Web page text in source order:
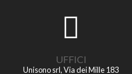
UFFICI
Unisono srl, Via dei Mille 183